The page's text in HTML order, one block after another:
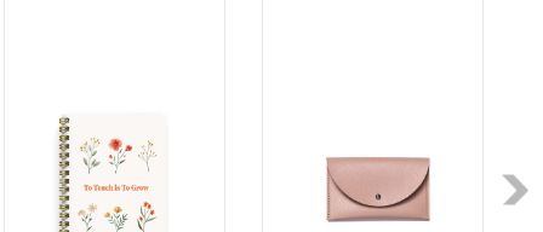
Previous